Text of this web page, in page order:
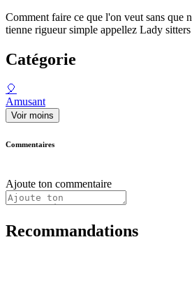
Comment faire ce que l'on veut sans que
tienne rigueur simple appellez Lady sitters
Catégorie
🎈
Amusant
Voir moins
Commentaires
Ajoute ton commentaire
Recommandations